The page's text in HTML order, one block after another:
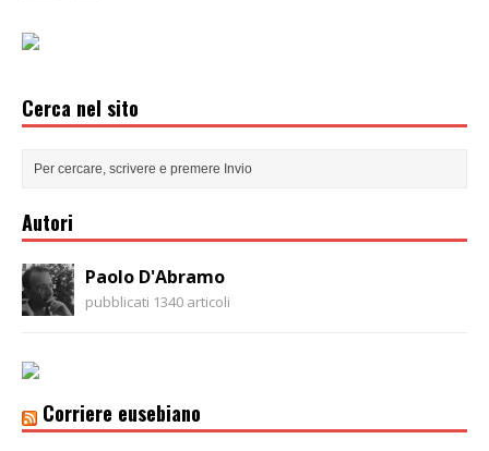
Cerca nel sito
Autori
Paolo D'Abramo
pubblicati 1340 articoli
Corriere eusebiano